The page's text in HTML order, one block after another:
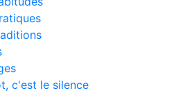
c'est le silence